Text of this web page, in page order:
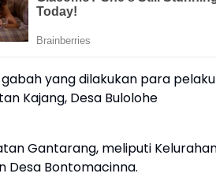
yang dilakukan para pelaku
Kajang, Desa Bulolohe
Gantarang, meliputi
Desa Bontomacinna.